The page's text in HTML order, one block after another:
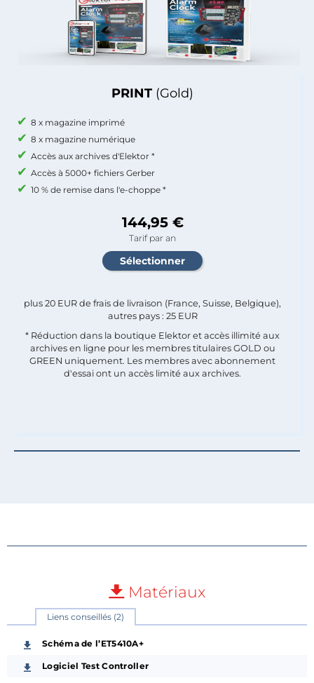
PRINT (Gold)
8 x magazine imprimé
8 x magazine numérique
Accès aux archives d'Elektor *
Accès à 5000+ fichiers Gerber
10 % de remise dans l'e-choppe *
144,95 €
Tarif par an
plus 20 EUR de frais de livraison (France, Suisse, Belgique),
autres pays : 25 EUR
* Réduction dans la boutique Elektor et accès illimité aux
archives en ligne pour les membres titulaires GOLD ou
GREEN uniquement. Les membres avec abonnement
d'essai ont un accès limité aux archives.
Matériaux
Liens conseillés (2)
Schéma de l’ET5410A+
Logiciel Test Controller